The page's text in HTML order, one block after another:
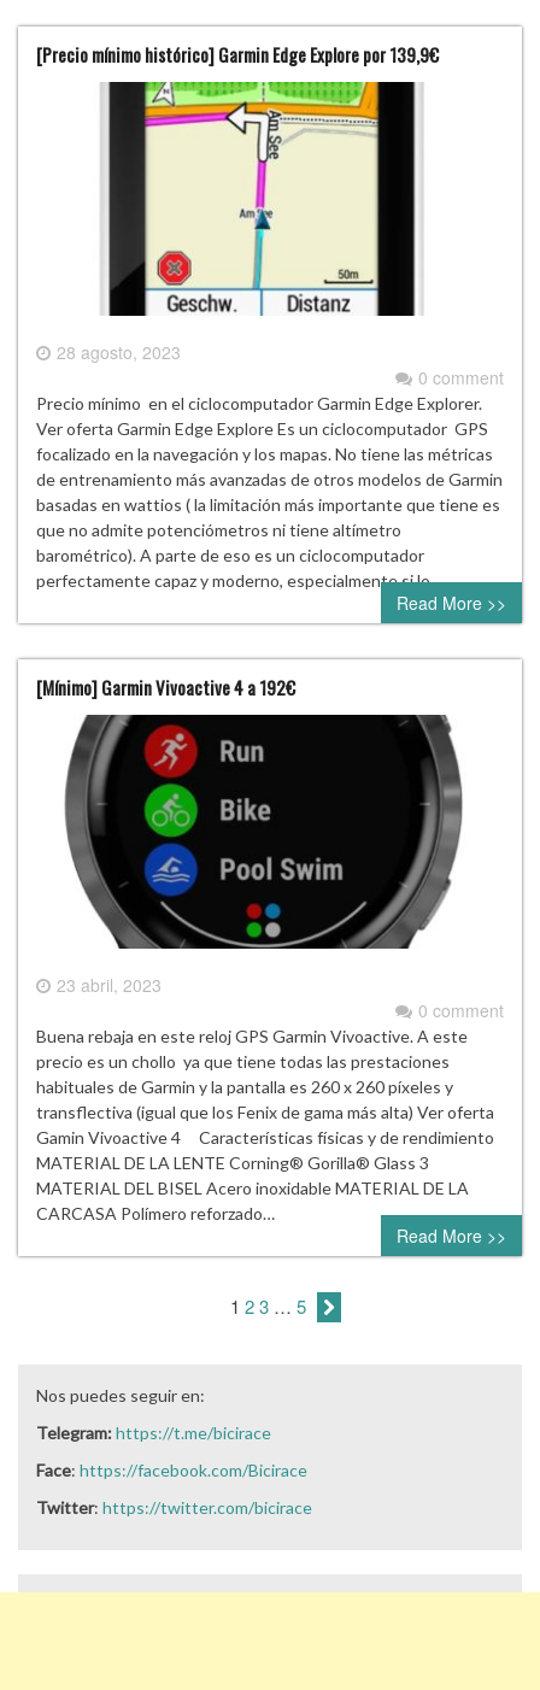
[Precio mínimo histórico] Garmin Edge Explore por 139,9€
28 agosto, 2023
0 comment
Precio mínimo en el ciclocomputador Garmin Edge Explorer.
Ver oferta Garmin Edge Explore Es un ciclocomputador GPS
focalizado en la navegación y los mapas. No tiene las métricas
de entrenamiento más avanzadas de otros modelos de Garmin
basadas en wattios ( la limitación más importante que tiene es
que no admite potenciómetros ni tiene altímetro
barométrico). A parte de eso es un ciclocomputador
perfectamente capaz y moderno, especialmente si lo…
Read More >>
[Mínimo] Garmin Vivoactive 4 a 192€
23 abril, 2023
0 comment
Buena rebaja en este reloj GPS Garmin Vivoactive. A este
precio es un chollo ya que tiene todas las prestaciones
habituales de Garmin y la pantalla es 260 x 260 píxeles y
transflectiva (igual que los Fenix de gama más alta) Ver oferta
Gamin Vivoactive 4 Características físicas y de rendimiento
MATERIAL DE LA LENTE Corning® Gorilla® Glass 3
MATERIAL DEL BISEL Acero inoxidable MATERIAL DE LA
CARCASA Polímero reforzado…
Read More >>
1 2 3 … 5
Nos puedes seguir en:
Telegram:https://t.me/bicirace
Face: https://facebook.com/Bicirace
Twitter: https://twitter.com/bicirace